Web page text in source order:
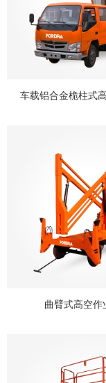
车载铝合金桅柱式
曲臂式高空作